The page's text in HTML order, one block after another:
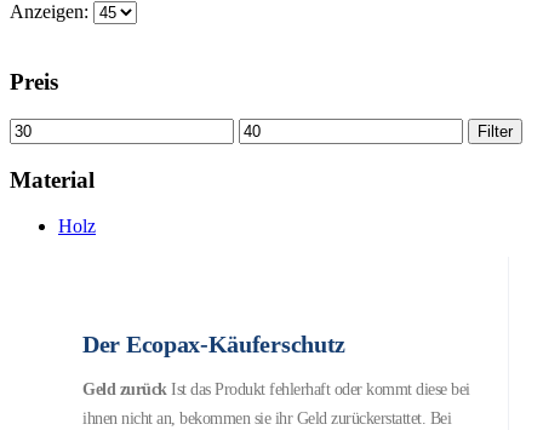
Anzeigen:
Preis
Filter
Material
Holz
Der Ecopax-Käuferschutz
Geld zurückIst das Produkt fehlerhaft oder kommt diese bei
ihnen nicht an, bekommen sie ihr Geld zurückerstattet. Bei